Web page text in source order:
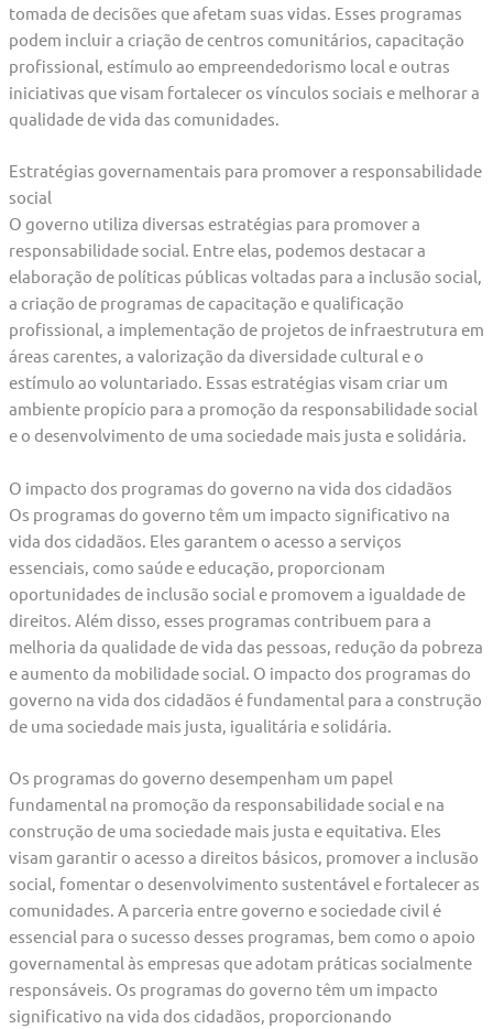
tomada de decisões que afetam suas vidas. Esses programas
podem incluir a criação de centros comunitários, capacitação
profissional, estímulo ao empreendedorismo local e outras
iniciativas que visam fortalecer os vínculos sociais e melhorar a
qualidade de vida das comunidades.
Estratégias governamentais para promover a responsabilidade
social
O governo utiliza diversas estratégias para promover a
responsabilidade social. Entre elas, podemos destacar a
elaboração de políticas públicas voltadas para a inclusão social,
a criação de programas de capacitação e qualificação
profissional, a implementação de projetos de infraestrutura em
áreas carentes, a valorização da diversidade cultural e o
estímulo ao voluntariado. Essas estratégias visam criar um
ambiente propício para a promoção da responsabilidade social
e o desenvolvimento de uma sociedade mais justa e solidária.
O impacto dos programas do governo na vida dos cidadãos
Os programas do governo têm um impacto significativo na
vida dos cidadãos. Eles garantem o acesso a serviços
essenciais, como saúde e educação, proporcionam
oportunidades de inclusão social e promovem a igualdade de
direitos. Além disso, esses programas contribuem para a
melhoria da qualidade de vida das pessoas, redução da pobreza
e aumento da mobilidade social. O impacto dos programas do
governo na vida dos cidadãos é fundamental para a construção
de uma sociedade mais justa, igualitária e solidária.
Os programas do governo desempenham um papel
fundamental na promoção da responsabilidade social e na
construção de uma sociedade mais justa e equitativa. Eles
visam garantir o acesso a direitos básicos, promover a inclusão
social, fomentar o desenvolvimento sustentável e fortalecer as
comunidades. A parceria entre governo e sociedade civil é
essencial para o sucesso desses programas, bem como o apoio
governamental às empresas que adotam práticas socialmente
responsáveis. Os programas do governo têm um impacto
significativo na vida dos cidadãos, proporcionando